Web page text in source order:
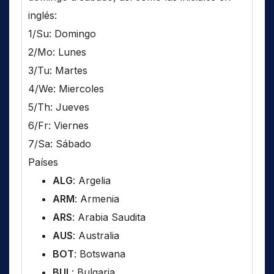
inglés:
1/Su: Domingo
2/Mo: Lunes
3/Tu: Martes
4/We: Miercoles
5/Th: Jueves
6/Fr: Viernes
7/Sa: Sábado
Países
ALG: Argelia
ARM: Armenia
ARS: Arabia Saudita
AUS: Australia
BOT: Botswana